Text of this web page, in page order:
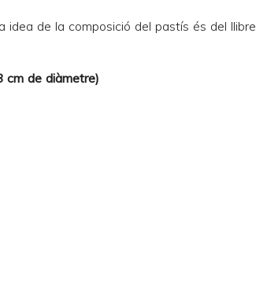
idea de la composició del pastís és del llibre
cm de diàmetre)